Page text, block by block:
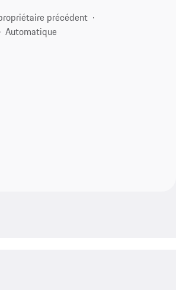
précédent
Automatique